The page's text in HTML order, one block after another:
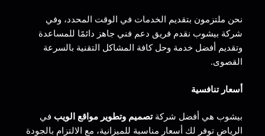
نحن ملتزمون بتقديم الخدمات في الوقت المحدد، وفي
شركة بيشوب نقدم فريق دعم فني جاهز دائمًا للمساعدة
وتقديم أفضل خدمة وحل كافة المشاكل التقنية بالسرعة
القصوى.
أسعار تنافسية
بيشوب هي أفضل شركةتصميم وتطوير مواقع الويب في
الرياض توفر لك أسعار مناسبة للميزانية، مع الالتزام بالجودة